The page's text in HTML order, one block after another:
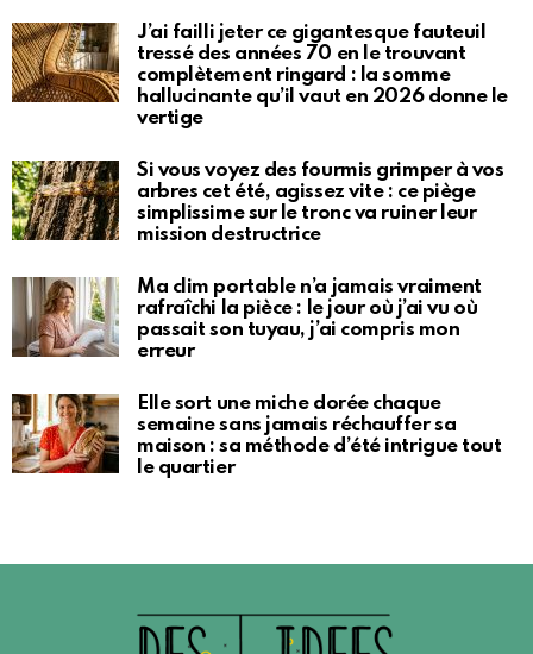
J’ai failli jeter ce gigantesque fauteuil
tressé des années 70 en le trouvant
complètement ringard : la somme
hallucinante qu’il vaut en 2026 donne le
vertige
Si vous voyez des fourmis grimper à vos
arbres cet été, agissez vite : ce piège
simplissime sur le tronc va ruiner leur
mission destructrice
Ma clim portable n’a jamais vraiment
rafraîchi la pièce : le jour où j’ai vu où
passait son tuyau, j’ai compris mon
erreur
Elle sort une miche dorée chaque
semaine sans jamais réchauffer sa
maison : sa méthode d’été intrigue tout
le quartier